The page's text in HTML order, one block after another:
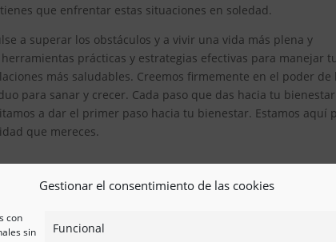
Gestionar el consentimiento de las cookies
con
sin
Funcional
que enfrentar estas situaciones en soledad.
a superar los obstáculos y a vivir una vida más plena y
prácticas y estrategias efectivas para manejar
más saludables. Creemos firmemente en el poder de
para sanar y crecer. Cada paso que das hacia tu
a dar el primer paso hacia tu bienestar. Estamos aquí
que mereces.